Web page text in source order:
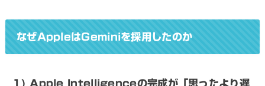
なぜAppleはGeminiを採用したのか
1) Apple Intelligenceの完成が「思ったより遅